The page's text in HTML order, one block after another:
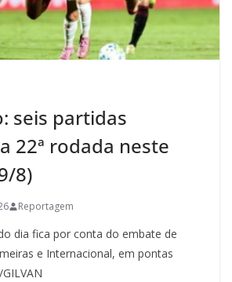
seis partidas
22ª rodada neste
8)
Reportagem
dia fica por conta do embate de
e Internacional, em pontas